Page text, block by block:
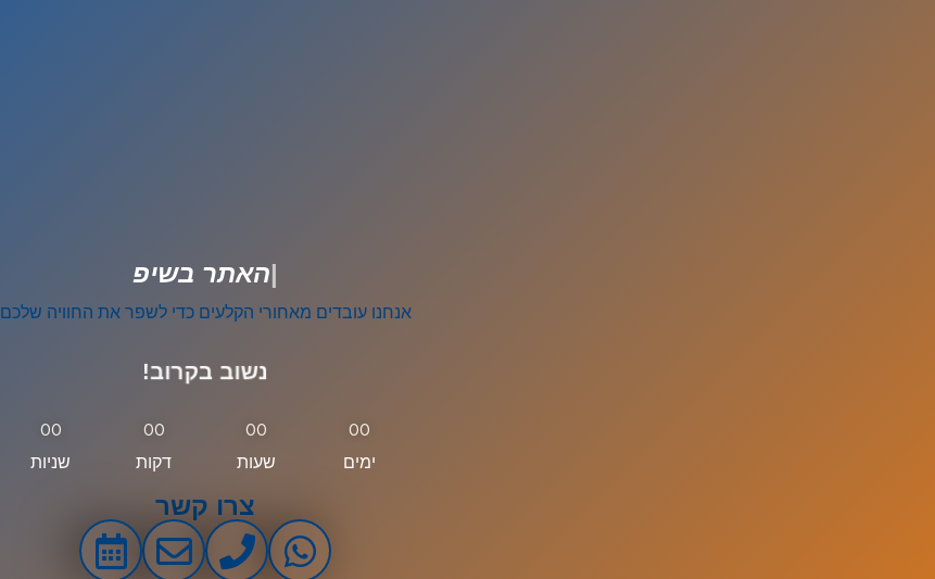
האתר ב שיפוצ
אנחנו עובדים מאחורי הקלעים כדי לשפר את החוויה שלכם
נשוב בקרוב!
00
ימים
00
שעות
00
דקות
00
שניות
צרו קשר